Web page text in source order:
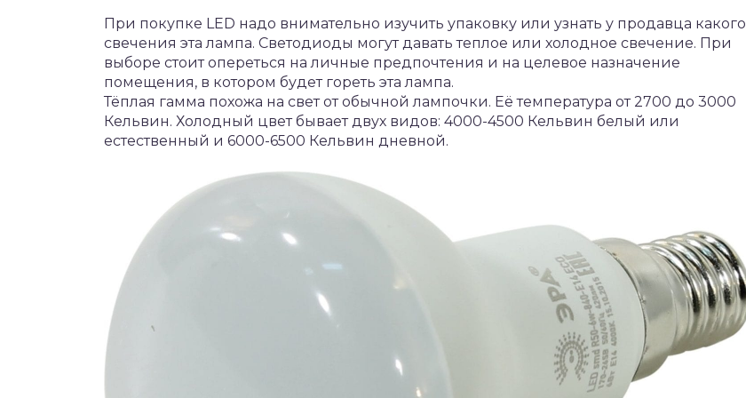
При покупке LED надо внимательно изучить упаковку или узнать у продавца какого
свечения эта лампа. Светодиоды могут давать теплое или холодное свечение. При
выборе стоит опереться на личные предпочтения и на целевое назначение
помещения, в котором будет гореть эта лампа.
Тёплая гамма похожа на свет от обычной лампочки. Её температура от 2700 до 3000
Кельвин. Холодный цвет бывает двух видов: 4000-4500 Кельвин белый или
естественный и 6000-6500 Кельвин дневной.